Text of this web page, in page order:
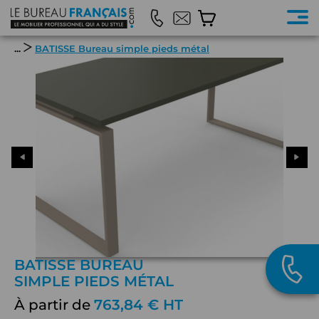
... BATISSE Bureau simple pieds métal
BATISSE BUREAU
SIMPLE PIEDS MÉTAL
À partir de 763,84 € HT